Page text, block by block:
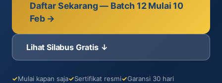
Daftar Sekarang — Batch 12 Mulai 10
Feb →
Lihat Silabus Gratis ↓
Mulai kapan saja Sertifikat resmi
Garansi 30 hari